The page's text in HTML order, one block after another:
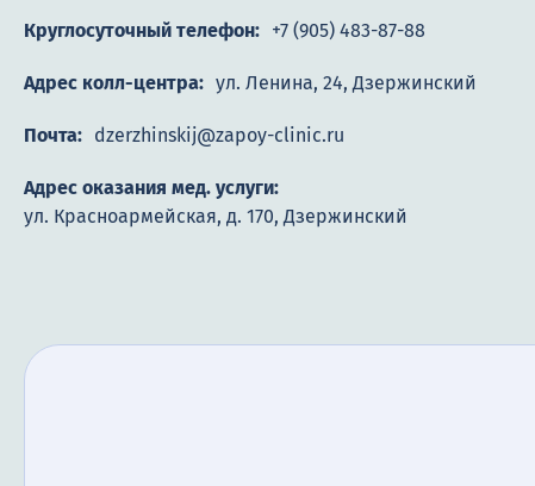
Круглосуточный телефон: +7 (905) 483-87-88
Адрес колл-центра: ул. Ленина, 24, Дзержинский
Почта: dzerzhinskij@zapoy-clinic.ru
Адрес оказания мед. услуги:
ул. Красноармейская, д. 170, Дзержинский